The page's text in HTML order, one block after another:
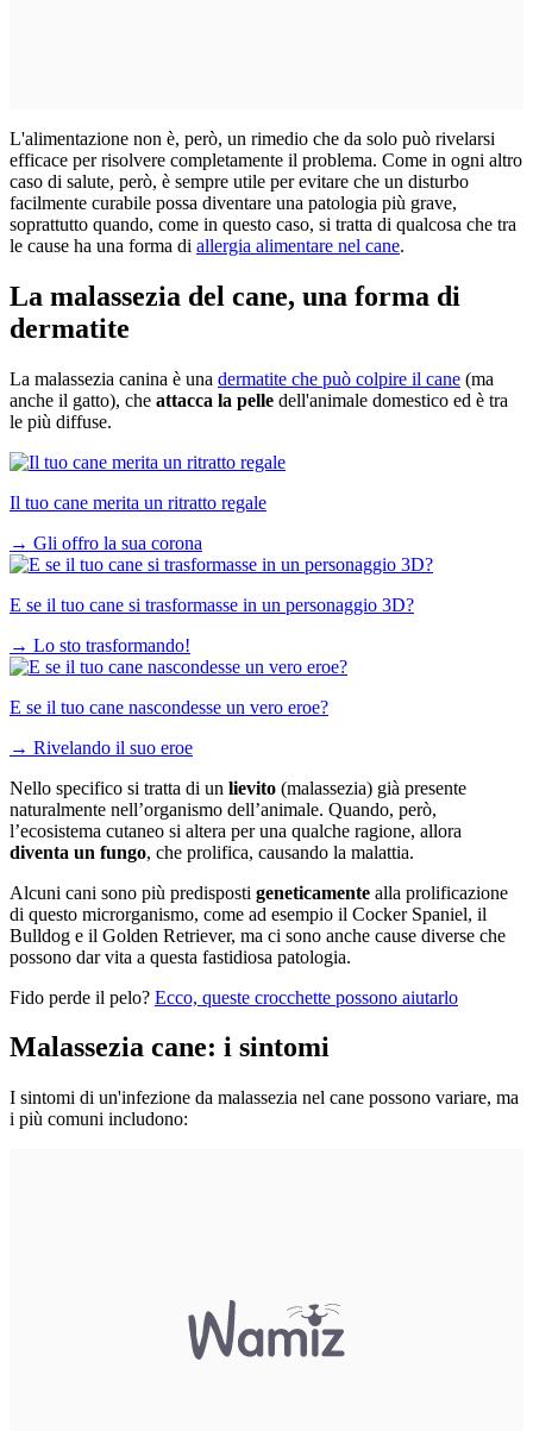
L'alimentazione non è, però, un rimedio che da solo può rivelarsi
efficace per risolvere completamente il problema. Come in ogni altro
caso di salute, però, è sempre utile per evitare che un disturbo
facilmente curabile possa diventare una patologia più grave,
soprattutto quando, come in questo caso, si tratta di qualcosa che tra
le cause ha una forma di allergia alimentare nel cane.
La malassezia del cane, una forma di
dermatite
La malassezia canina è una dermatite che può colpire il cane (ma
anche il gatto), che attacca la pelle dell'animale domestico ed è tra
le più diffuse.
Il tuo cane merita un ritratto regale
→ Gli offro la sua corona
E se il tuo cane si trasformasse in un personaggio 3D?
→ Lo sto trasformando!
E se il tuo cane nascondesse un vero eroe?
→ Rivelando il suo eroe
Nello specifico si tratta di un lievito (malassezia) già presente
naturalmente nell’organismo dell’animale. Quando, però,
l’ecosistema cutaneo si altera per una qualche ragione, allora
diventa un fungo, che prolifica, causando la malattia.
Alcuni cani sono più predisposti geneticamente alla prolificazione
di questo microrganismo, come ad esempio il Cocker Spaniel, il
Bulldog e il Golden Retriever, ma ci sono anche cause diverse che
possono dar vita a questa fastidiosa patologia.
Fido perde il pelo? Ecco, queste crocchette possono aiutarlo
Malassezia cane: i sintomi
I sintomi di un'infezione da malassezia nel cane possono variare, ma
i più comuni includono: